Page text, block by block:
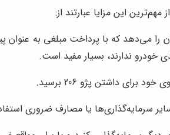
را می‌دهد که با پرداخت مبلغی به
خودرو ندارند، بسیار مفید است.
داشتن پژو 206 برسید.
سرمایه‌گذاری‌ها یا مصارف ضروری